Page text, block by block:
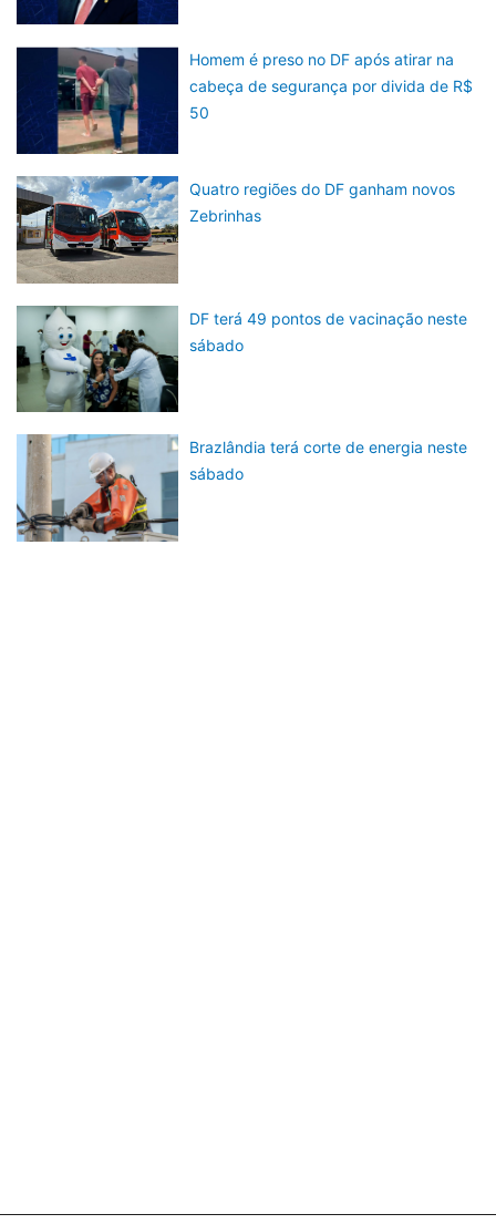
Homem é preso no DF após atirar na
cabeça de segurança por divida de R$
50
Quatro regiões do DF ganham novos
Zebrinhas
DF terá 49 pontos de vacinação neste
sábado
Brazlândia terá corte de energia neste
sábado